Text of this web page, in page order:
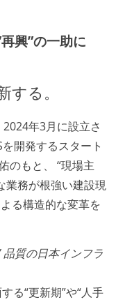
興”の一助に
る。
年3月に設立さ
開発するスタート
のもと、 “現場主
業務が根強い建設現
る構造的な変革を
’ 品質の日本インフラ
る“更新期”や“人手